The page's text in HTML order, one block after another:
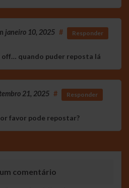
janeiro 10, 2025 # Responder
quando puder reposta lá
21, 2025 # Responder
favor pode repostar?
comentário